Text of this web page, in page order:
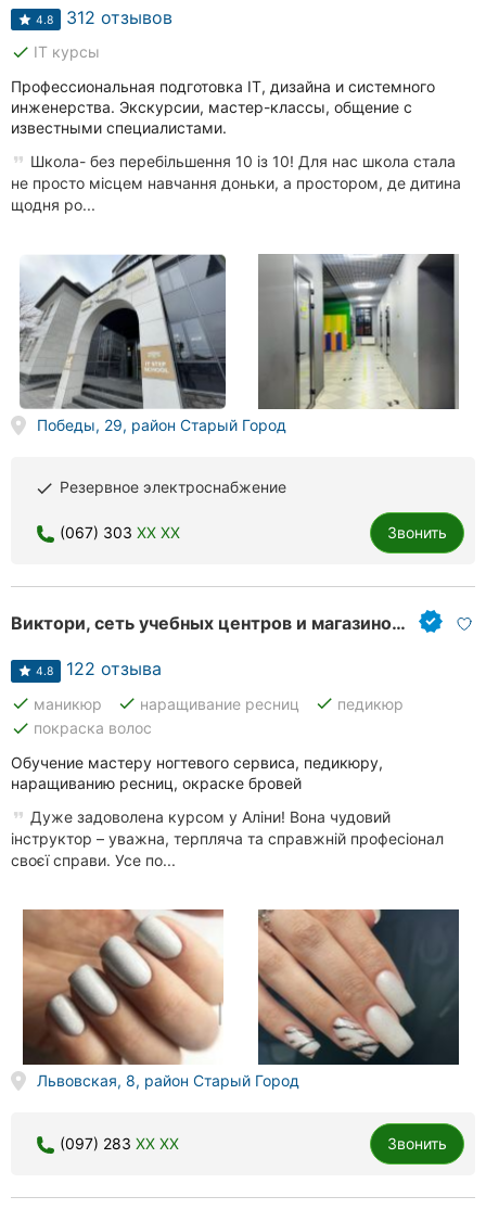
Киев
Харьков
Запорожье
Днепр
Кривой
Рог
Николаев
Херсон
Полтава
Чернигов
Черкассы
Сумы
Ивано-
Луцк
Ужгород
4.8 312 отзывов
done IT курсы
Профессиональная подготовка IT, дизайна и системного
инженерства. Экскурсии, мастер-классы, общение с
известными специалистами.
Школа- без перебільшення 10 із 10! Для нас школа стала
не просто місцем навчання доньки, а простором, де дитина
щодня ро...
Победы, 29, район Старый Город
done Резервное электроснабжение
(067) 303 XX XX Звонить
Виктори, сеть учебных центров и магазинов для мастеров ногтевого сервиса
4.8 122 отзыва
done маникюр done наращивание ресниц done педикюр
done покраска волос
Обучение мастеру ногтевого сервиса, педикюру,
наращиванию ресниц, окраске бровей
Дуже задоволена курсом у Аліни! Вона чудовий
інструктор – уважна, терпляча та справжній професіонал
своєї справи. Усе по...
Львовская, 8, район Старый Город
(097) 283 XX XX Звонить